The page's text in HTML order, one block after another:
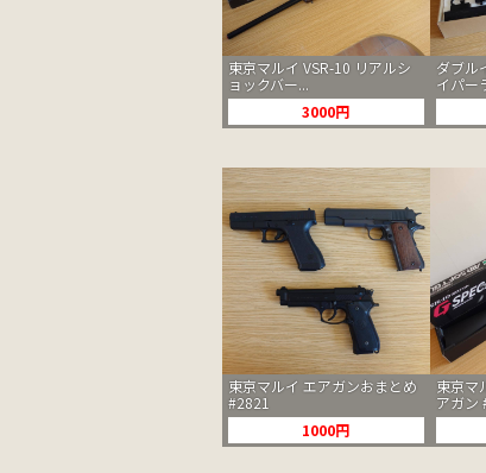
東京マルイ VSR-10 リアルシ
ョックバー...
3000円
ダブル
イパー
東京マルイ エアガンおまとめ
#2821
1000円
東京マ
アガン